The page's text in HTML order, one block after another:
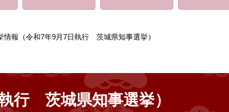
ム情報（令和7年9月7日執行 茨城県知事選挙）
行 茨城県知事選挙）